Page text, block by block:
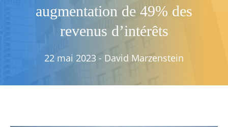
augmentation de 49% des
revenus d’intérêts
22 mai 2023 - David Marzenstein